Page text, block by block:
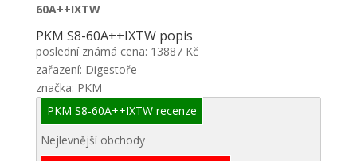
60A++IXTW
PKM S8-60A++IXTW popis
poslední známá cena: 13887 Kč
zařazení: Digestoře
značka: PKM
PKM S8-60A++IXTW recenze
Nejlevnější obchody